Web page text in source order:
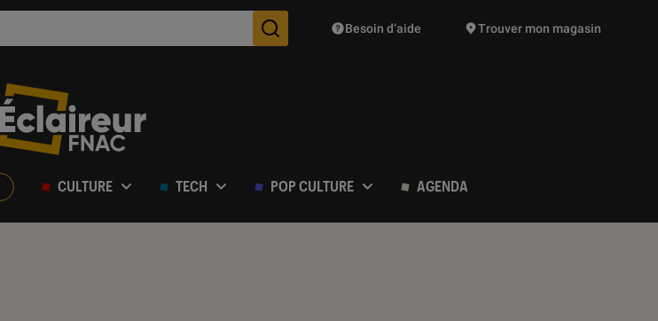
Des suggestions de produits vont vous être proposées
Besoin d’aide Trouver mon magasin
CULTURE TECH POP CULTURE AGENDA